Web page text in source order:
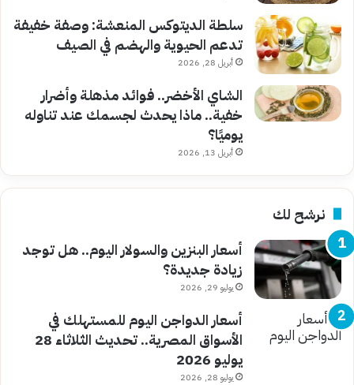
سلطة الديتوكس المنعشة: وصفة خفيفة
تدعم الحيوية والهضم في الصيف
أبريل 28, 2026
الشاي الأخضر.. فوائد مذهلة وأضرار
خفية.. ماذا يحدث لجسمك عند تناوله
يوميًا؟
أبريل 13, 2026
نرشح لك
أسعار البنزين والسولار اليوم.. هل توجد
زيادة جديدة؟
يوليو 29, 2026
أسعار الدواجن اليوم للمستهلك في
الأسواق المصرية.. تحديث الثلاثاء 28
يوليو 2026
يوليو 28, 2026